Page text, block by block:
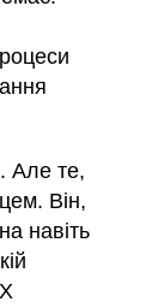
Але те,
Він,
навіть